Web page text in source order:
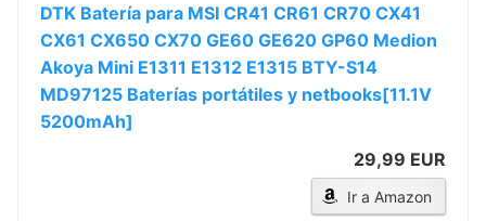
DTK Batería para MSI CR41 CR61 CR70 CX41
CX61 CX650 CX70 GE60 GE620 GP60 Medion
Akoya Mini E1311 E1312 E1315 BTY-S14
MD97125 Baterías portátiles y netbooks[11.1V
5200mAh]
29,99 EUR
Ir a Amazon